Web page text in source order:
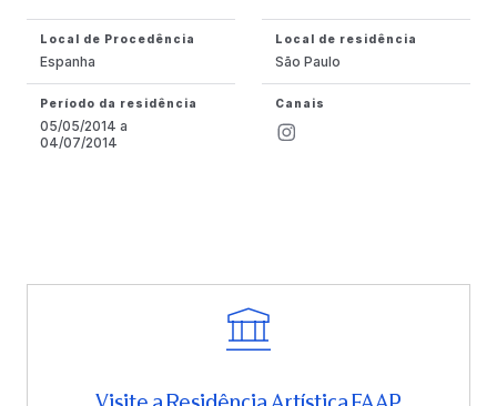
Local de Procedência
Espanha
Local de residência
São Paulo
Período da residência
05/05/2014 a
04/07/2014
Canais